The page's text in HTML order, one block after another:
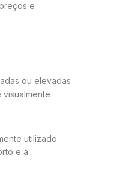
e
ou elevadas
utilizado
e a